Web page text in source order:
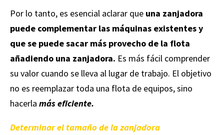
Por lo tanto, es esencial aclarar que una zanjadora
puede complementar las máquinas existentes y
que se puede sacar más provecho de la flota
añadiendo una zanjadora. Es más fácil comprender
su valor cuando se lleva al lugar de trabajo. El objetivo
no es reemplazar toda una flota de equipos, sino
hacerla más eficiente.
Determinar el tamaño de la zanjadora